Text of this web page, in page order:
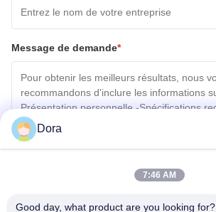
Message de demande*
Dora
7:46 AM
Good day, what product are you looking for?